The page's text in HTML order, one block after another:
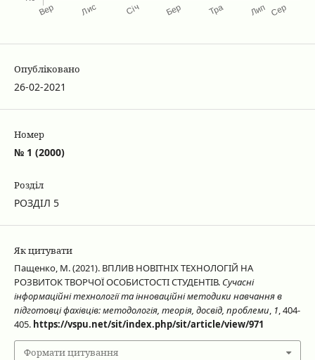
Опубліковано
26-02-2021
Номер
№ 1 (2000)
Розділ
РОЗДІЛ 5
Як цитувати
Пащенко, М. (2021). ВПЛИВ НОВІТНІХ ТЕХНОЛОГІЙ НА
РОЗВИТОК ТВОРЧОЇ ОСОБИСТОСТІ СТУДЕНТІВ. Сучасні
інформаційні технології та інноваційні методики навчання в
підготовці фахівців: методологія, теорія, досвід, проблеми, 1, 404-
405. https://vspu.net/sit/index.php/sit/article/view/971
Формати цитування